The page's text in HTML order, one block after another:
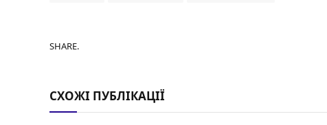
SHARE.
СХОЖІ ПУБЛІКАЦІЇ